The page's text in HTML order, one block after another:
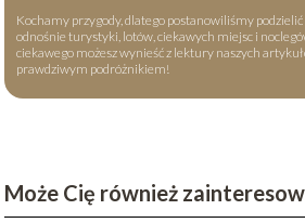
Kochamy przygody, dlatego postanowiliśmy podzielić
odnośnie turystyki, lotów, ciekawych miejsc i
ciekawego możesz wynieść z lektury naszych
prawdziwym podróżnikiem!
Może Cię również